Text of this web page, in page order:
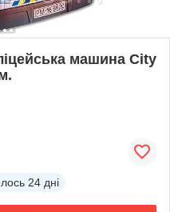
машина City
24 дні